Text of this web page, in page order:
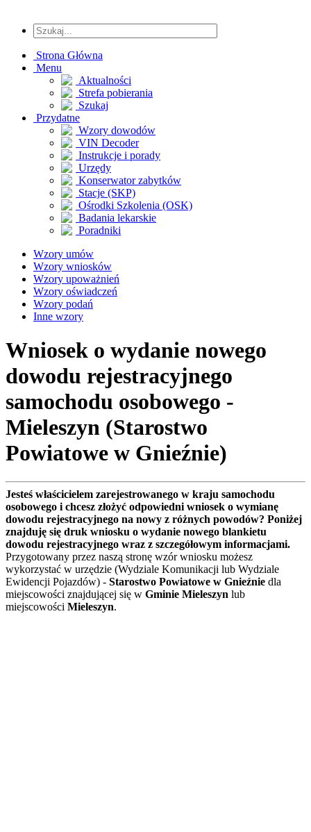
Strona Główna
Menu
Aktualności
Strefa pobierania
Szukaj
Przydatne
Wzory dowodów
VIN Decoder
Instrukcje i porady
Urzędy
Konserwator zabytków
Stacje (SKP)
Ośrodki Szkolenia (OSK)
Badania lekarskie
Poradniki
Wzory umów
Wzory wniosków
Wzory upoważnień
Wzory oświadczeń
Wzory podań
Inne wzory
Wniosek o wydanie nowego
dowodu rejestracyjnego
samochodu osobowego -
Mieleszyn (Starostwo
Powiatowe w Gnieźnie)
Jesteś właścicielem zarejestrowanego w kraju samochodu
osobowego i chcesz złożyć odpowiedni wniosek o wymianę
dowodu rejestracyjnego na nowy z różnych powodów? Poniżej
znajduję się druk wniosku o wydanie nowego blankietu
dowodu rejestracyjnego wraz z szczegółowym informacjami.
Przygotowany przez naszą stronę wzór wniosku możesz
wykorzystać w urzędzie (Wydziale Komunikacji lub Wydziale
Ewidencji Pojazdów) - Starostwo Powiatowe w Gnieźnie dla
miejscowości znajdującej się w Gminie Mieleszyn lub
miejscowości Mieleszyn.